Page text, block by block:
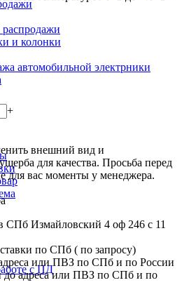
и колонки
автомобильной электрники
с ПД
+
внешний вид и
для качества. Просьба перед
для вас моменты у менеджера.
СПб Измайловский 4 оф 246 с 11
по СПб ( по запросу)
или ПВЗ по СПб и по России
до адреса или ПВЗ по СПб и по